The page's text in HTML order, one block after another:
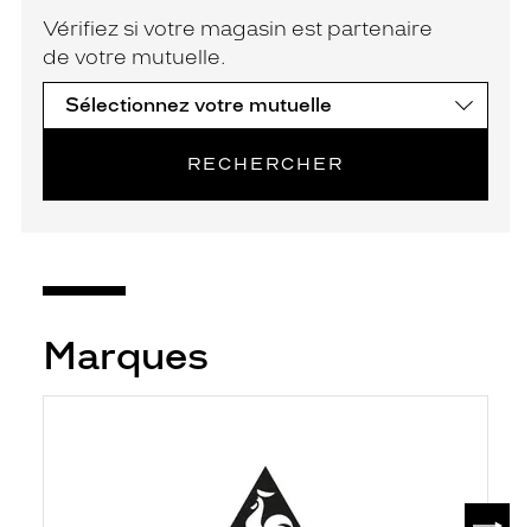
Vérifiez si votre magasin est partenaire
de votre mutuelle.
RECHERCHER
Marques